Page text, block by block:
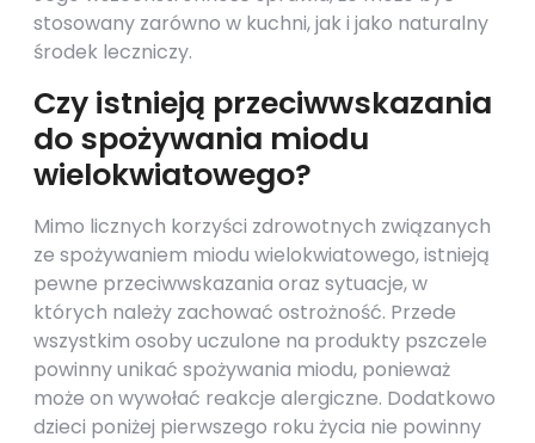
stosowany zarówno w kuchni, jak i jako naturalny
środek leczniczy.
Czy istnieją przeciwwskazania
do spożywania miodu
wielokwiatowego?
Mimo licznych korzyści zdrowotnych związanych
ze spożywaniem miodu wielokwiatowego, istnieją
pewne przeciwwskazania oraz sytuacje, w
których należy zachować ostrożność. Przede
wszystkim osoby uczulone na produkty pszczele
powinny unikać spożywania miodu, ponieważ
może on wywołać reakcje alergiczne. Dodatkowo
dzieci poniżej pierwszego roku życia nie powinny